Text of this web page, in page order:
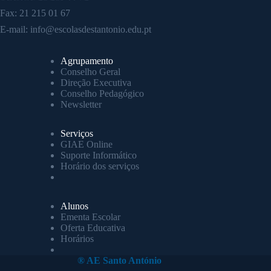
Fax: 21 215 01 67
E-mail: info@escolasdestantonio.edu.pt
Agrupamento
Conselho Geral
Direção Executiva
Conselho Pedagógico
Newsletter
Serviços
GIAE Online
Suporte Informático
Horário dos serviços
Alunos
Ementa Escolar
Oferta Educativa
Horários
® AE Santo António